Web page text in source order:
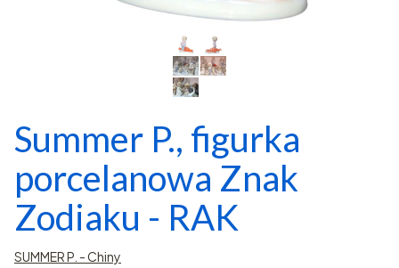
Summer P., figurka
porcelanowa Znak
Zodiaku - RAK
SUMMER P. - Chiny